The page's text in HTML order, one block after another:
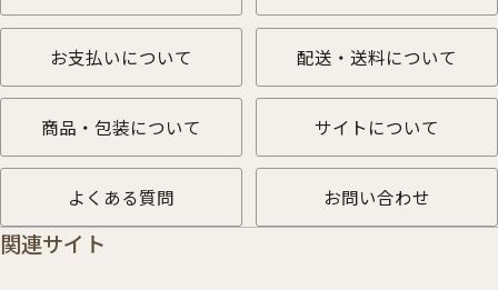
お支払いについて 配送・送料について
商品・包装について サイトについて
よくある質問 お問い合わせ
関連サイト